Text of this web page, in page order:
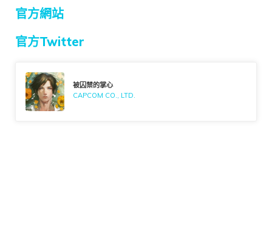
官方網站
官方Twitter
被囚禁的掌心
CAPCOM CO., LTD.